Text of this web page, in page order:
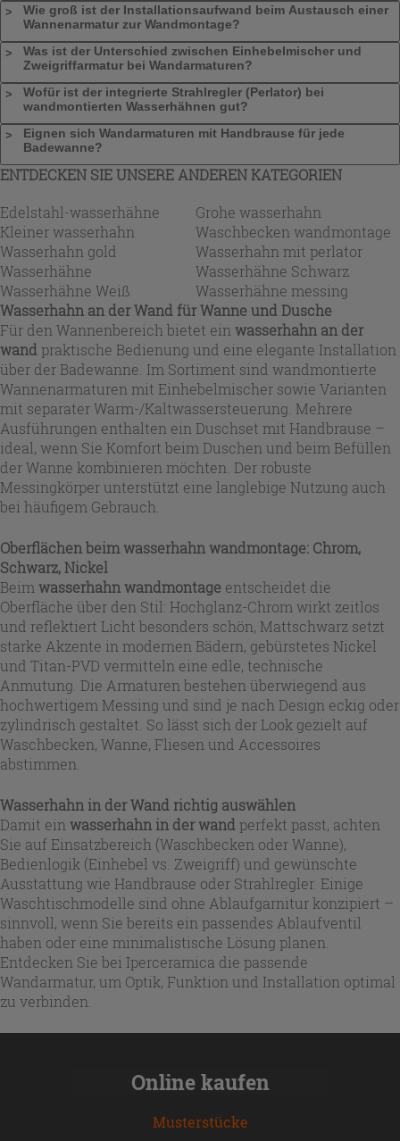
Wie groß ist der Installationsaufwand beim Austausch einer
Wannenarmatur zur Wandmontage?
Was ist der Unterschied zwischen Einhebelmischer und
Zweigriffarmatur bei Wandarmaturen?
Wofür ist der integrierte Strahlregler (Perlator) bei
wandmontierten Wasserhähnen gut?
Eignen sich Wandarmaturen mit Handbrause für jede
Badewanne?
ENTDECKEN SIE UNSERE ANDEREN KATEGORIEN
Edelstahl-wasserhähne
Grohe wasserhahn
Kleiner wasserhahn
Waschbecken wandmontage
Wasserhahn gold
Wasserhahn mit perlator
Wasserhähne
Wasserhähne Schwarz
Wasserhähne Weiß
Wasserhähne messing
Wasserhahn an der Wand für Wanne und Dusche
Für den Wannenbereich bietet ein wasserhahn an der
wand praktische Bedienung und eine elegante Installation
über der Badewanne. Im Sortiment sind wandmontierte
Wannenarmaturen mit Einhebelmischer sowie Varianten
mit separater Warm-/Kaltwassersteuerung. Mehrere
Ausführungen enthalten ein Duschset mit Handbrause –
ideal, wenn Sie Komfort beim Duschen und beim Befüllen
der Wanne kombinieren möchten. Der robuste
Messingkörper unterstützt eine langlebige Nutzung auch
bei häufigem Gebrauch.
Oberflächen beim wasserhahn wandmontage: Chrom,
Schwarz, Nickel
Beim wasserhahn wandmontage entscheidet die
Oberfläche über den Stil: Hochglanz-Chrom wirkt zeitlos
und reflektiert Licht besonders schön, Mattschwarz setzt
starke Akzente in modernen Bädern, gebürstetes Nickel
und Titan-PVD vermitteln eine edle, technische
Anmutung. Die Armaturen bestehen überwiegend aus
hochwertigem Messing und sind je nach Design eckig oder
zylindrisch gestaltet. So lässt sich der Look gezielt auf
Waschbecken, Wanne, Fliesen und Accessoires
abstimmen.
Wasserhahn in der Wand richtig auswählen
Damit ein wasserhahn in der wand perfekt passt, achten
Sie auf Einsatzbereich (Waschbecken oder Wanne),
Bedienlogik (Einhebel vs. Zweigriff) und gewünschte
Ausstattung wie Handbrause oder Strahlregler. Einige
Waschtischmodelle sind ohne Ablaufgarnitur konzipiert –
sinnvoll, wenn Sie bereits ein passendes Ablaufventil
haben oder eine minimalistische Lösung planen.
Entdecken Sie bei Iperceramica die passende
Wandarmatur, um Optik, Funktion und Installation optimal
zu verbinden.
Online kaufen
Musterstücke